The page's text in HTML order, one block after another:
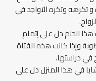
تكرهه وتكره التواجد في
هذا الحلم دل على إتمام
وإذا كانت هذه الفتاة
في دراستها.
في هذا المنزل دل على